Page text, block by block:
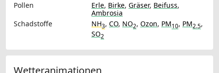
Pollen
Erle, Birke, Gräser, Beifuss,
Ambrosia
Schadstoffe
NH3, CO, NO2, Ozon, PM10, PM2.5,
SO2